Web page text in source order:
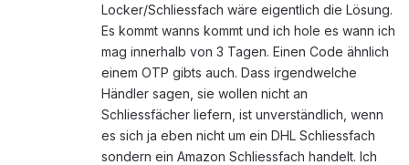
Locker/Schliessfach wäre eigentlich die Lösung.
Es kommt wanns kommt und ich hole es wann ich
mag innerhalb von 3 Tagen. Einen Code ähnlich
einem OTP gibts auch. Dass irgendwelche
Händler sagen, sie wollen nicht an
Schliessfächer liefern, ist unverständlich, wenn
es sich ja eben nicht um ein DHL Schliessfach
sondern ein Amazon Schliessfach handelt. Ich